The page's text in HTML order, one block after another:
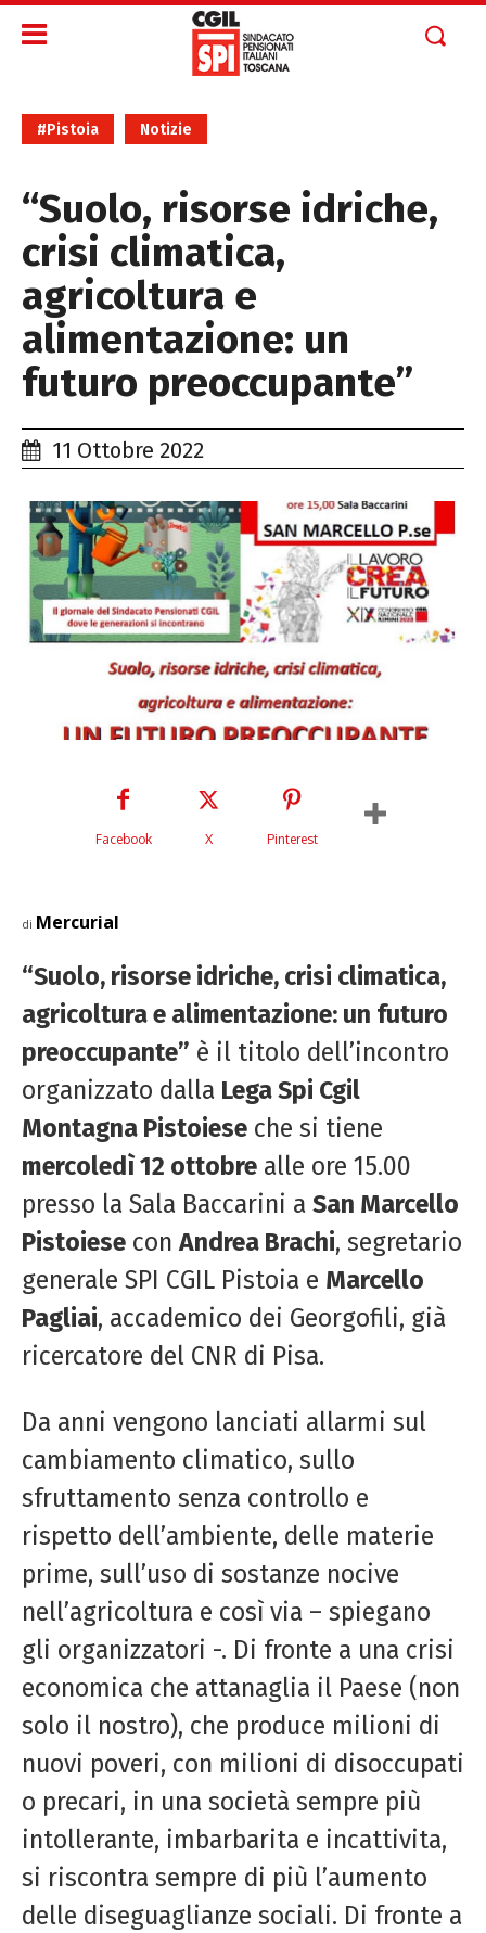
#Pistoia Notizie
“Suolo, risorse idriche,
crisi climatica,
agricoltura e
alimentazione: un
futuro preoccupante”
11 Ottobre 2022
Facebook X Pinterest
di Mercurial
“Suolo, risorse idriche, crisi climatica,
agricoltura e alimentazione: un futuro
preoccupante” è il titolo dell’incontro
organizzato dalla Lega Spi Cgil
Montagna Pistoiese che si tiene
mercoledì 12 ottobre alle ore 15.00
presso la Sala Baccarini a San Marcello
Pistoiese con Andrea Brachi, segretario
generale SPI CGIL Pistoia e Marcello
Pagliai, accademico dei Georgofili, già
ricercatore del CNR di Pisa.
Da anni vengono lanciati allarmi sul
cambiamento climatico, sullo
sfruttamento senza controllo e
rispetto dell’ambiente, delle materie
prime, sull’uso di sostanze nocive
nell’agricoltura e così via – spiegano
gli organizzatori -. Di fronte a una crisi
economica che attanaglia il Paese (non
solo il nostro), che produce milioni di
nuovi poveri, con milioni di disoccupati
o precari, in una società sempre più
intollerante, imbarbarita e incattivita,
si riscontra sempre di più l’aumento
delle diseguaglianze sociali. Di fronte a